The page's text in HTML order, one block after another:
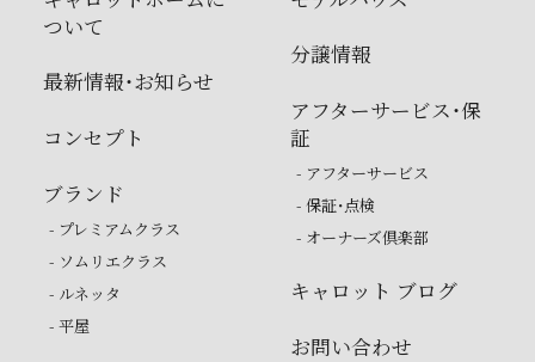
ついて
最新情報・お知らせ
コンセプト
ブランド
- プレミアムクラス
- ソムリエクラス
- ルネッタ
- 平屋
分譲情報
アフターサービス・保
証
- アフターサービス
- 保証・点検
- オーナーズ倶楽部
キャロット ブログ
お問い合わせ